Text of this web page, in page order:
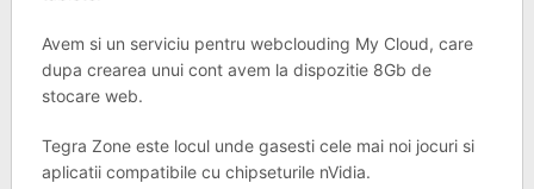
Avem si un serviciu pentru webclouding My Cloud, care
dupa crearea unui cont avem la dispozitie 8Gb de
stocare web.
Tegra Zone este locul unde gasesti cele mai noi jocuri si
aplicatii compatibile cu chipseturile nVidia.